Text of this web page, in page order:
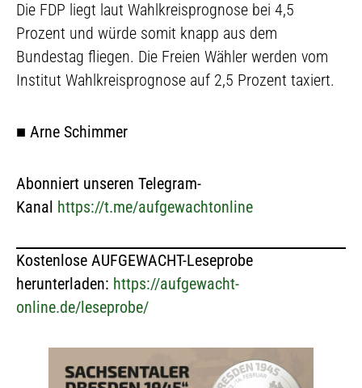
Die FDP liegt laut Wahlkreisprognose bei 4,5
Prozent und würde somit knapp aus dem
Bundestag fliegen. Die Freien Wähler werden vom
Institut Wahlkreisprognose auf 2,5 Prozent taxiert.
■ Arne Schimmer
Abonniert unseren Telegram-
Kanal https://t.me/aufgewachtonline
Kostenlose AUFGEWACHT-Leseprobe
herunterladen: https://aufgewacht-
online.de/leseprobe/